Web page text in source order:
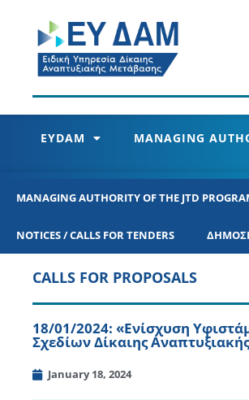
EYDAM MANAGING
MANAGING AUTHORITY OF THE JTD
NOTICES / CALLS FOR TENDERS
CALLS FOR PROPOSALS
18/01/2024: «Ενίσχυση
Σχεδίων Δίκαιης
January 18, 2024